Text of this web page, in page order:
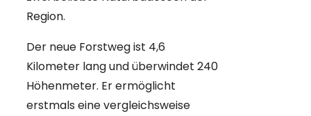
Region.
Der neue Forstweg ist 4,6
Kilometer lang und überwindet 240
Höhenmeter. Er ermöglicht
erstmals eine vergleichsweise